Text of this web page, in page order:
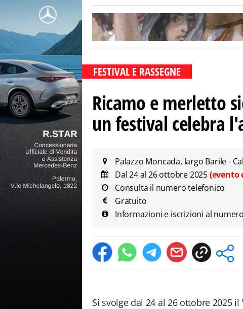
FESTIVAL E RASSEGNE
Ricamo e merletto
un festival celebra
Palazzo Moncada, largo Barile -
Dal 24 al 26 ottobre 2025(evento
Consulta il numero telefonico
Gratuito
Informazioni e iscrizioni al
Si svolge dal 24 al 26 ottobre 2025